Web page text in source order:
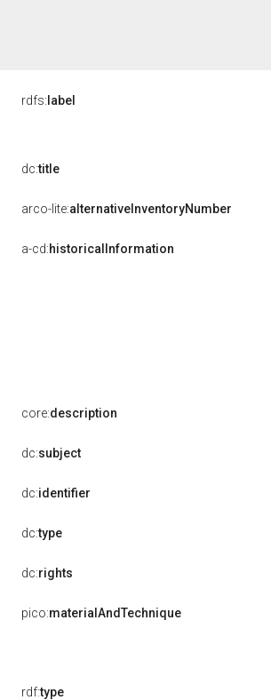
rdfs: label
dc:title
arco-lite:alternativeInventoryNumber
a-cd:historicalInformation
core:description
dc:subject
dc:identifier
dc:type
dc:rights
pico:materialAndTechnique
rdf:type